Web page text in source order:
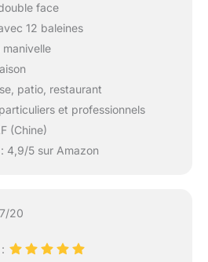
face
12 baleines
patio, restaurant
et professionnels
(Chine)
4,9/5 sur Amazon
20